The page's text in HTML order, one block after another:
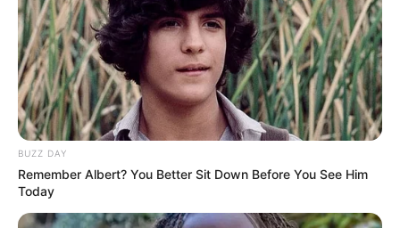
BUZZ DAY
Remember Albert? You Better Sit Down Before You See Him
Today